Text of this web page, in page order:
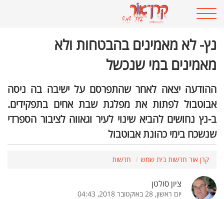
נץ- לא מאמינים בהבטחות ולא
מאמינים במי שנכשל
ההודעה יצאה לאחר שהתפרסם על ישיבה בה ניסה
אבוטבול לפתות את מפלגת שבת אחים בתפקידים.
ב-נץ נחושים להביא שינוי לעיר וגאווה לציבור הספרדי
שנשכח בימי כהונת אבוטבול
קרן אור חדשות בית שמש חדשות
ציון סולטן
יום ראשון, 28 באוקטובר 2018, 04:43